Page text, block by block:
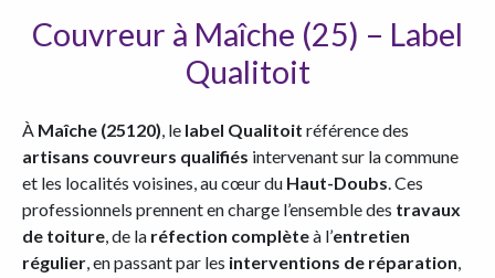
Couvreur à Maîche (25) – Label
Qualitoit
À Maîche (25120), le label Qualitoit référence des
artisans couvreurs qualifiés intervenant sur la commune
et les localités voisines, au cœur du Haut-Doubs. Ces
professionnels prennent en charge l’ensemble des travaux
de toiture, de la réfection complèteà l’entretien
régulier, en passant par les interventions de réparation,